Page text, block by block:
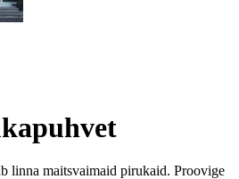
linna maitsvaimaid pirukaid. Proovige